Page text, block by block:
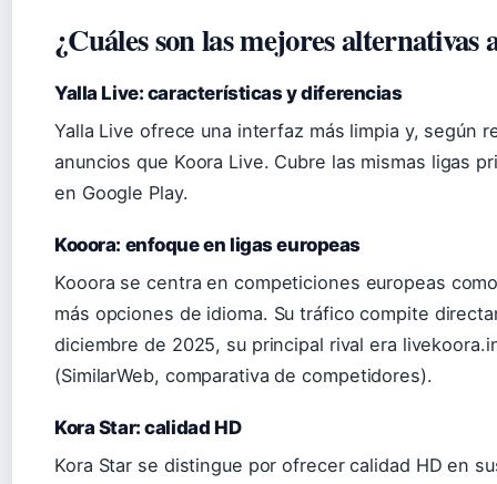
¿Cuáles son las mejores alternativas
Yalla Live: características y diferencias
Yalla Live ofrece una interfaz más limpia y, según
anuncios que Koora Live. Cubre las mismas ligas
en Google Play.
Kooora: enfoque en ligas europeas
Kooora se centra en competiciones europeas
más opciones de idioma. Su tráfico compite
diciembre de 2025, su principal rival era
(SimilarWeb, comparativa de competidores).
Kora Star: calidad HD
Kora Star se distingue por ofrecer calidad HD en